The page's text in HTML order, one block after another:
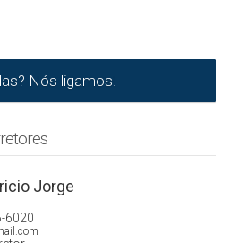
e portaria remota 24h;
Nós ligamos!
Jorge
6020